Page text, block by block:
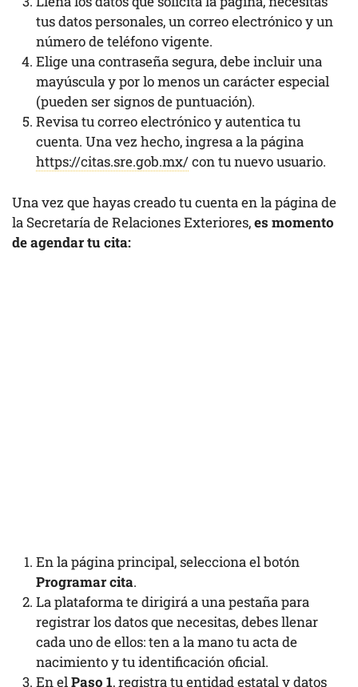
tus datos personales, un correo electrónico y un
número de teléfono vigente.
Elige una contraseña segura, debe incluir una
mayúscula y por lo menos un carácter especial
(pueden ser signos de puntuación).
Revisa tu correo electrónico y autentica tu
cuenta. Una vez hecho, ingresa a la página
https://citas.sre.gob.mx/con tu nuevo usuario.
Una vez que hayas creado tu cuenta en la página de
la Secretaría de Relaciones Exteriores,es momento
de agendar tu cita:
En la página principal, selecciona el botón
Programar cita.
La plataforma te dirigirá a una pestaña para
registrar los datos que necesitas, debes llenar
cada uno de ellos: ten a la mano tu acta de
nacimiento y tu identificación oficial.
En elPaso 1, registra tu entidad estatal y datos